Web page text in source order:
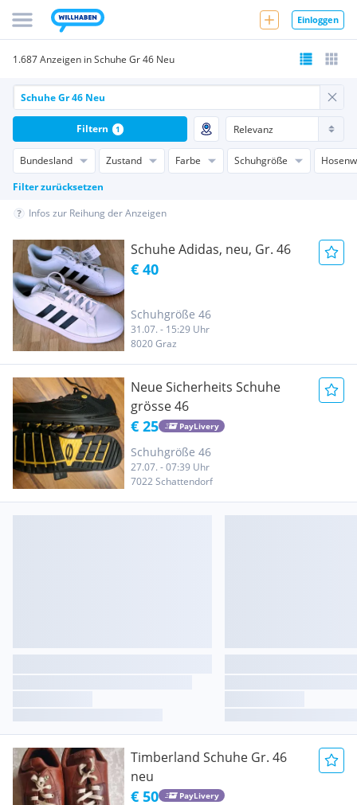
Einloggen
1.687 Anzeigen in Schuhe Gr 46 Neu
Bundesland Zustand Farbe Schuhgröße
Filter zurücksetzen
Filtern 1
Infos zur Reihung der Anzeigen
Schuhe Adidas, neu, Gr. 46
€ 40
Schuhgröße 46
31.07. - 15:29 Uhr
8020 Graz
Neue Sicherheits Schuhe
grösse 46
€ 25 PayLivery
Schuhgröße 46
27.07. - 07:39 Uhr
7022 Schattendorf
Timberland Schuhe Gr. 46
neu
€ 50 PayLivery